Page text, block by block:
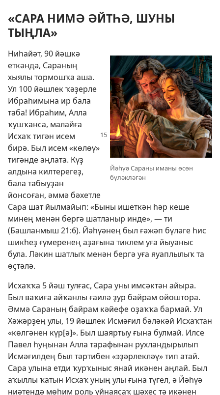
«САРА НИМӘ ӘЙТҺӘ, ШУНЫ
ТЫҢЛА»
Йәһүә Сараны иманы өсөн
бүләкләгән
Ниһайәт, 90 йәшкә
еткәндә, Сараның
хыялы тормошҡа аша.
Ул 100 йәшлек ҡәҙерле
Ибраһимына ир бала
таба! Ибраһим, Алла
ҡушҡанса, малайға
Исхаҡтигән исем
бирә. Был исем «көлөү»
тигәнде аңлата. Күҙ
алдына килтерегеҙ,
бала табыуҙан
йонсоған, әммә бәхетле
Сара шат йылмайып: «Быны ишеткән һәр кеше
минең менән бергә шатланыр инде», — ти
(Башланмыш 21:6). Йәһүәнең был ғәжәп бүләге һис
шикһеҙ ғүмеренең аҙағына тиклем уға йыуаныс
була. Ләкин шатлыҡ менән бергә уға яуаплылыҡ та
өҫтәлә.
Исхаҡҡа 5 йәш тулғас, Сара уны имсәктән айыра.
Был ваҡиға айҡанлы ғаилә ҙур байрам ойоштора.
Әммә Сараның байрам кәйефе оҙаҡҡа бармай. Ул
Хәжәрҙең улы, 19 йәшлек Исмәғил бәләкәй Исхаҡтан
«көлгәнен күр[ә]». Был шаяртыу ғына булмай. Илсе
Павел һуңынан Алла тарафынан рухландырылып
Исмәғилдең был тәртибен «эҙәрлекләү» тип атай.
Сара улына етди ҡурҡыныс янай икәнен аңлай. Был
аҡыллы ҡатын Исхаҡ уның улы ғына түгел, ә Йәһүә
ниәтендә мөһим роль уйнаясаҡ шәхес тә икәнен